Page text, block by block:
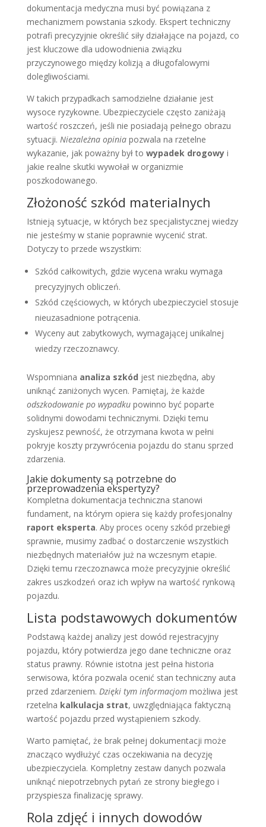
dokumentacja medyczna musi być powiązana z
mechanizmem powstania szkody. Ekspert techniczny
potrafi precyzyjnie określić siły działające na pojazd, co
jest kluczowe dla udowodnienia związku
przyczynowego między kolizją a długofalowymi
dolegliwościami.
W takich przypadkach samodzielne działanie jest
wysoce ryzykowne. Ubezpieczyciele często zaniżają
wartość roszczeń, jeśli nie posiadają pełnego obrazu
sytuacji. Niezależna opiniapozwala na rzetelne
wykazanie, jak poważny był to wypadek drogowyi
jakie realne skutki wywołał w organizmie
poszkodowanego.
Złożoność szkód materialnych
Istnieją sytuacje, w których bez specjalistycznej wiedzy
nie jesteśmy w stanie poprawnie wycenić strat.
Dotyczy to przede wszystkim:
Szkód całkowitych, gdzie wycena wraku wymaga
precyzyjnych obliczeń.
Szkód częściowych, w których ubezpieczyciel stosuje
nieuzasadnione potrącenia.
Wyceny aut zabytkowych, wymagającej unikalnej
wiedzy rzeczoznawcy.
Wspomniana analiza szkód jest niezbędna, aby
uniknąć zaniżonych wycen. Pamiętaj, że każde
odszkodowanie po wypadkupowinno być poparte
solidnymi dowodami technicznymi. Dzięki temu
zyskujesz pewność, że otrzymana kwota w pełni
pokryje koszty przywrócenia pojazdu do stanu sprzed
zdarzenia.
Jakie dokumenty są potrzebne do
przeprowadzenia ekspertyzy?
Kompletna dokumentacja techniczna stanowi
fundament, na którym opiera się każdy profesjonalny
raport eksperta. Aby proces oceny szkód przebiegł
sprawnie, musimy zadbać o dostarczenie wszystkich
niezbędnych materiałów już na wczesnym etapie.
Dzięki temu rzeczoznawca może precyzyjnie określić
zakres uszkodzeń oraz ich wpływ na wartość rynkową
pojazdu.
Lista podstawowych dokumentów
Podstawą każdej analizy jest dowód rejestracyjny
pojazdu, który potwierdza jego dane techniczne oraz
status prawny. Równie istotna jest pełna historia
serwisowa, która pozwala ocenić stan techniczny auta
przed zdarzeniem. Dzięki tym informacjommożliwa jest
rzetelna kalkulacja strat, uwzględniająca faktyczną
wartość pojazdu przed wystąpieniem szkody.
Warto pamiętać, że brak pełnej dokumentacji może
znacząco wydłużyć czas oczekiwania na decyzję
ubezpieczyciela. Kompletny zestaw danych pozwala
uniknąć niepotrzebnych pytań ze strony biegłego i
przyspiesza finalizację sprawy.
Rola zdjęć i innych dowodów